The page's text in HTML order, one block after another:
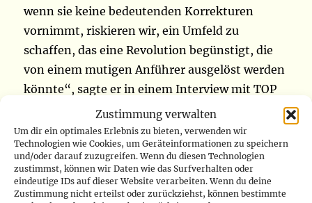
Zustimmung verwalten
Um dir ein optimales Erlebnis zu bieten, verwenden wir
Technologien wie Cookies, um Geräteinformationen zu speichern
und/oder darauf zuzugreifen. Wenn du diesen Technologien
zustimmst, können wir Daten wie das Surfverhalten oder
eindeutige IDs auf dieser Website verarbeiten. Wenn du deine
Zustimmung nicht erteilst oder zurückziehst, können bestimmte
wenn sie keine bedeutenden Korrekturen
vornimmt, riskieren wir, ein Umfeld zu
schaffen, das eine Revolution begünstigt, die
von einem mutigen Anführer ausgelöst werden
könnte“, sagte er in einem Interview mit TOP
CONGO FM. Bischof Nshole betonte, dass das
mangelnde Vertrauen in die CENI dazu geführt
habe, dass viele Menschen davor
zurückschreckten, an den Wahlen
teilzunehmen. „Viele Bürger zögern, an